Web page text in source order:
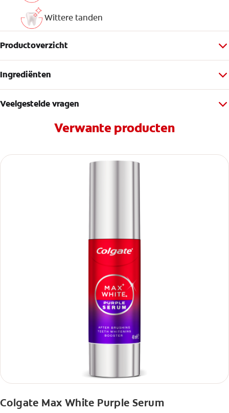
Wittere tanden
Productoverzicht
Ingrediënten
Veelgestelde vragen
Verwante producten
Colgate Max White Purple Serum